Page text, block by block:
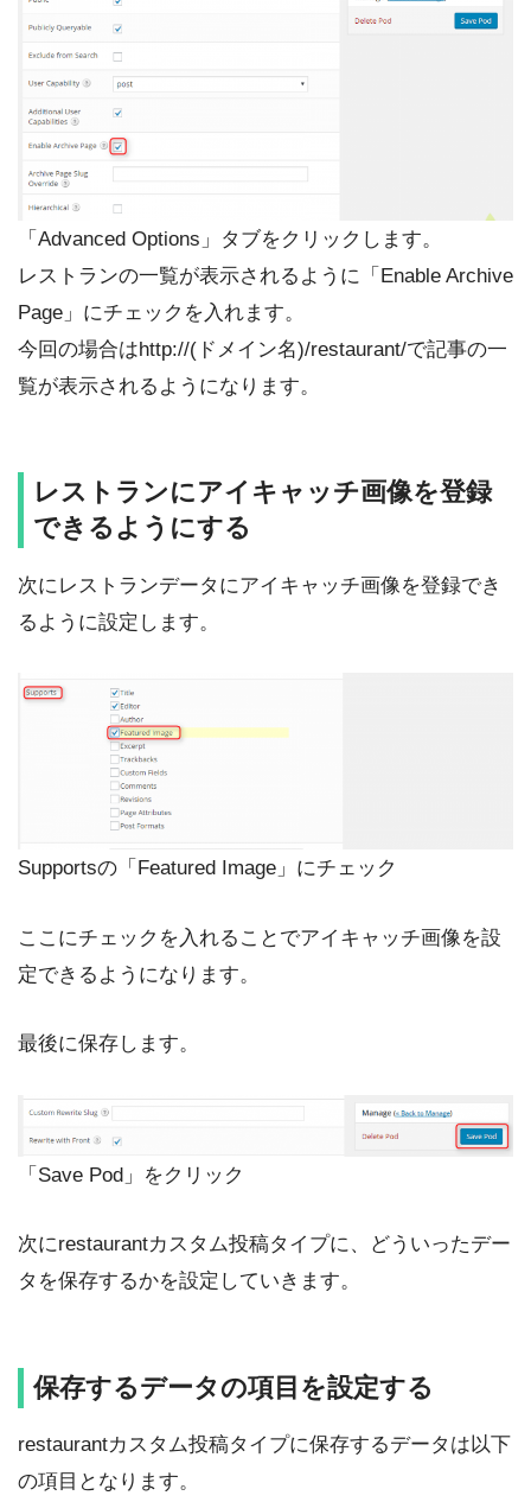
「Advanced Options」タブをクリックします。
レストランの一覧が表示されるように「Enable Archive
Page」にチェックを入れます。
今回の場合はhttp://(ドメイン名)/restaurant/で記事の一
覧が表示されるようになります。
レストランにアイキャッチ画像を登録
できるようにする
次にレストランデータにアイキャッチ画像を登録でき
るように設定します。
Supportsの「Featured Image」にチェック
ここにチェックを入れることでアイキャッチ画像を設
定できるようになります。
最後に保存します。
「Save Pod」をクリック
次にrestaurantカスタム投稿タイプに、どういったデー
タを保存するかを設定していきます。
保存するデータの項目を設定する
restaurantカスタム投稿タイプに保存するデータは以下
の項目となります。